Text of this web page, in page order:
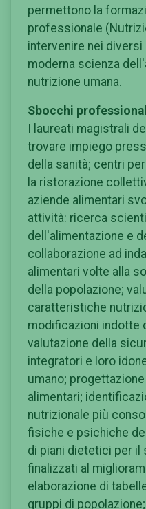
permettono la
professionale
intervenire nei
moderna scienza
nutrizione umana.
Sbocchi
I laureati magistrali
trovare impiego
della sanità; centri
la ristorazione
aziende alimentari
attività: ricerca
dell'alimentazione e
collaborazione ad
alimentari volte alla
della popolazione;
caratteristiche
modificazioni indotte
valutazione della
integratori e loro
umano;
alimentari;
nutrizionale più
fisiche e psichiche
di piani dietetici per il
finalizzati al
elaborazione di
gruppi di